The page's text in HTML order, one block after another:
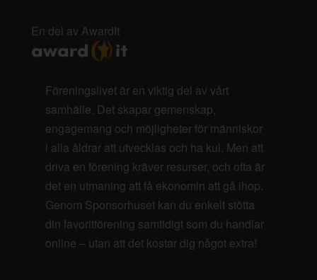
En del av AwardIt
Föreningslivet är en viktig del av vårt
samhälle. Det skapar gemenskap,
engagemang och möjligheter för människor
i alla åldrar att utvecklas och ha kul. Men att
driva en förening kräver resurser, och ofta är
det en utmaning att få ekonomin att gå ihop.
Genom Sponsorhuset kan du enkelt stötta
din favoritförening samtidigt som du handlar
online – utan att det kostar dig något extra!